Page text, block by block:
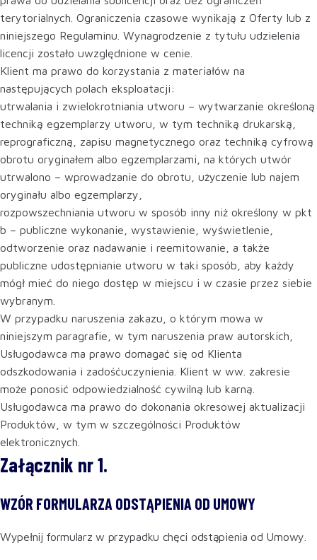
terytorialnych. Ograniczenia czasowe wynikają z Oferty lub z
niniejszego Regulaminu. Wynagrodzenie z tytułu udzielenia
licencji zostało uwzględnione w cenie.
Klient ma prawo do korzystania z materiałów na
następujących polach eksploatacji:
utrwalania i zwielokrotniania utworu – wytwarzanie określoną
techniką egzemplarzy utworu, w tym techniką drukarską,
reprograficzną, zapisu magnetycznego oraz techniką cyfrową
obrotu oryginałem albo egzemplarzami, na których utwór
utrwalono – wprowadzanie do obrotu, użyczenie lub najem
oryginału albo egzemplarzy,
rozpowszechniania utworu w sposób inny niż określony w pkt
b – publiczne wykonanie, wystawienie, wyświetlenie,
odtworzenie oraz nadawanie i reemitowanie, a także
publiczne udostępnianie utworu w taki sposób, aby każdy
mógł mieć do niego dostęp w miejscu i w czasie przez siebie
wybranym.
W przypadku naruszenia zakazu, o którym mowa w
niniejszym paragrafie, w tym naruszenia praw autorskich,
Usługodawca ma prawo domagać się od Klienta
odszkodowania i zadośćuczynienia. Klient w ww. zakresie
może ponosić odpowiedzialność cywilną lub karną.
Usługodawca ma prawo do dokonania okresowej aktualizacji
Produktów, w tym w szczególności Produktów
elektronicznych.
Załącznik nr 1.
WZÓR FORMULARZA ODSTĄPIENIA OD UMOWY
Wypełnij formularz w przypadku chęci odstąpienia od Umowy.